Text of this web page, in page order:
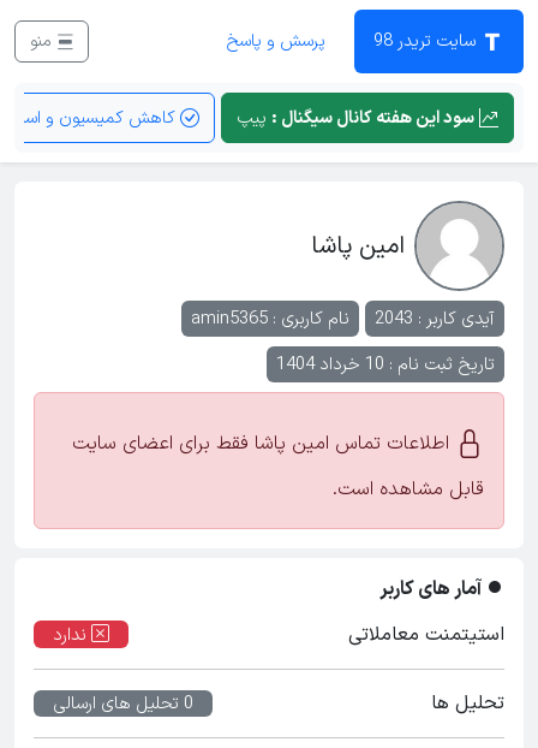
سایت تریدر 98 پرسش و پاسخ
سود این هفته کانال سیگنال : پیپ کاهش کمیسیون و اسپرد
امین پاشا
آیدی کاربر : 2043 نام کاربری : amin5365
تاریخ ثبت نام : 10 خرداد 1404
اطلاعات تماس امین پاشا فقط برای اعضای سایت
قابل مشاهده است.
آمار های کاربر
استیتمنت معاملاتی
ندارد
تحلیل ها 0 تحلیل های ارسالی